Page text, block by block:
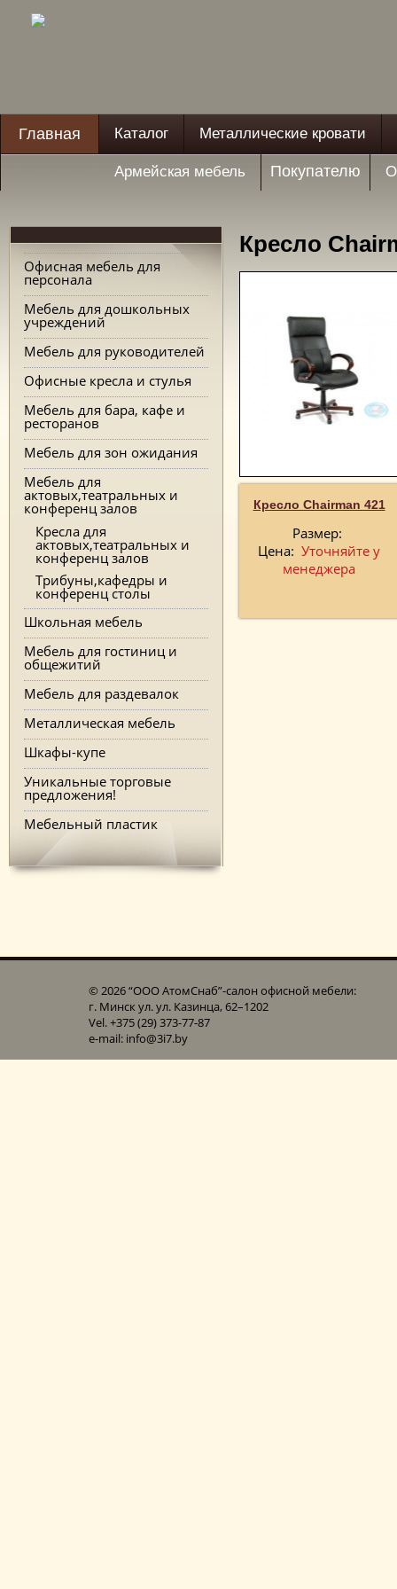
Главная Каталог Металлические кровати
Армейская мебель Покупателю
Офисная мебель для
персонала
Мебель для дошкольных
учреждений
Мебель для руководителей
Офисные кресла и стулья
Мебель для бара, кафе и
ресторанов
Мебель для зон ожидания
Мебель для
актовых,театральных и
конференц залов
Кресла для
актовых,театральных и
конференц залов
Трибуны,кафедры и
конференц столы
Школьная мебель
Мебель для гостиниц и
общежитий
Мебель для раздевалок
Металлическая мебель
Шкафы-купе
Уникальные торговые
предложения!
Мебельный пластик
Кресло
Кресло Chairman 421
Размер:
Цена: Уточняйте у
менеджера
© 2026 “ООО АтомСнаб”-cалон офисной мебели:
г. Минск ул. ул. Казинца, 62–1202
Vel. +375 (29) 373-77-87
e-mail: info@3i7.by